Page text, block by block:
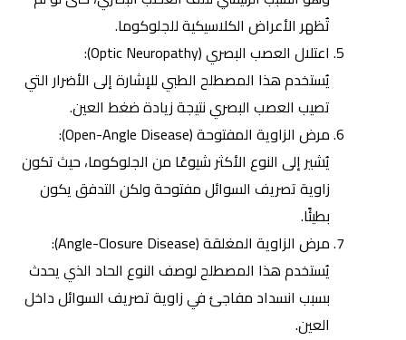
تُظهر الأعراض الكلاسيكية للجلوكوما.
اعتلال العصب البصري (Optic Neuropathy):
يُستخدم هذا المصطلح الطبي للإشارة إلى الأضرار التي
تصيب العصب البصري نتيجة زيادة ضغط العين.
مرض الزاوية المفتوحة (Open-Angle Disease):
يُشير إلى النوع الأكثر شيوعًا من الجلوكوما، حيث تكون
زاوية تصريف السوائل مفتوحة ولكن التدفق يكون
بطيئًا.
مرض الزاوية المغلقة (Angle-Closure Disease):
يُستخدم هذا المصطلح لوصف النوع الحاد الذي يحدث
بسبب انسداد مفاجئ في زاوية تصريف السوائل داخل
العين.